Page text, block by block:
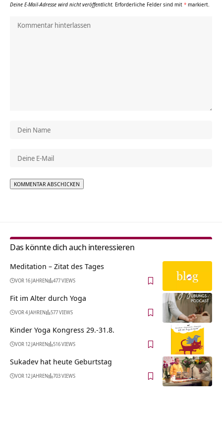
Deine E-Mail-Adresse wird nicht veröffentlicht. Erforderliche Felder sind mit * markiert.
Das könnte dich auch interessieren
Meditation – Zitat des Tages
VOR 16 JAHREN 477 VIEWS
Fit im Alter durch Yoga
VOR 4 JAHREN 577 VIEWS
Kinder Yoga Kongress 29.-31.8.
VOR 12 JAHREN 516 VIEWS
Sukadev hat heute Geburtstag
VOR 12 JAHREN 703 VIEWS